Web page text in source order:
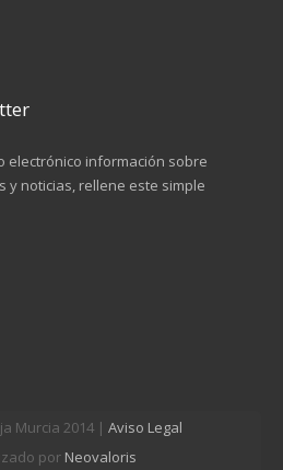
electrónico información sobre
y noticias, rellene este simple
Murcia 2014 | Aviso Legal
por Neovaloris